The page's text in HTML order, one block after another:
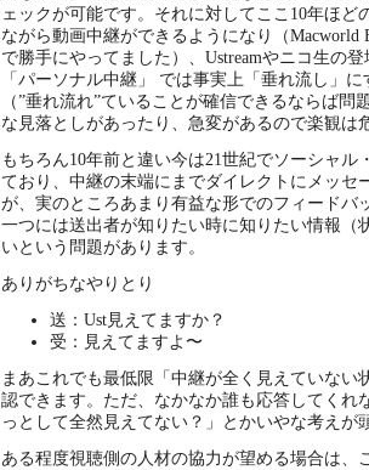
ェックが可能です。それに対してここ10年ほど
ながら動画中継ができるようになり（Macworld
で勝手にやってました）、Ustreamやニコ生の
「パーソナル中継」 では事実上「垂れ流し」
（”垂れ流れ”ていることが確信できるならば問
な見落としがあったり、急変があるので楽観は
もちろん10年前と違い今は21世紀でソーシャル
ており、中継の末端にまでダイレクトにメッセ
が、実のところあまり有益な形でのフィードバ
一つには送出者が知りたい時に知りたい情報（
いという問題があります。
ありがちなやりとり
送：Ust見えてますか？
受：見えてますよ〜
まあこれでも最低限「中継が全く見えていない
認できます。ただ、なかなか誰も応答してくれ
っとして全然見えてない？」とかいやな考えが
ある程度視聴側の人材の協力が望める場合は、